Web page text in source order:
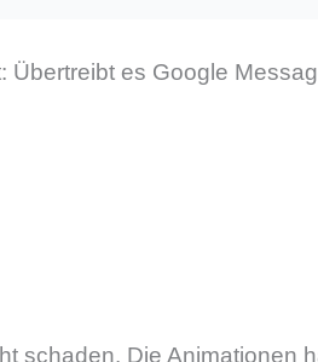
Übertreibt es Google
schaden. Die Animationen